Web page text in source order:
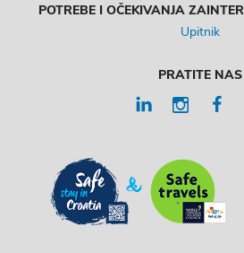
POTREBE I OČEKIVANJA
Upitnik
PRATITE NAS